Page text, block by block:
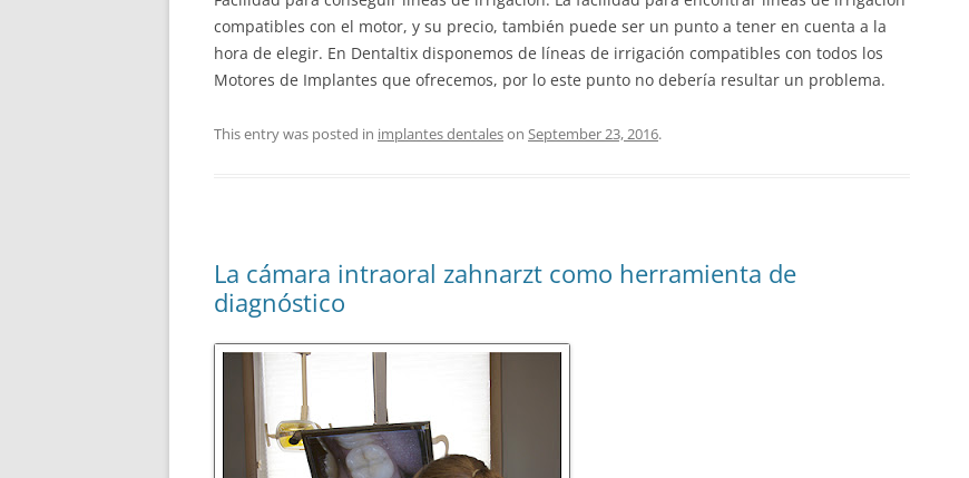
compatibles con el motor, y su precio, también puede ser un punto a tener en cuenta a la
hora de elegir. En Dentaltix disponemos de líneas de irrigación compatibles con todos los
Motores de Implantes que ofrecemos, por lo este punto no debería resultar un problema.
This entry was posted in implantes dentaleson September 23, 2016.
La cámara intraoral zahnarzt como herramienta de
diagnóstico